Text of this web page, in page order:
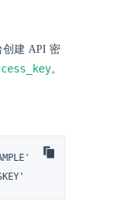
创建 API 密
。